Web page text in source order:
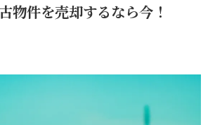
物件を売却するなら今！